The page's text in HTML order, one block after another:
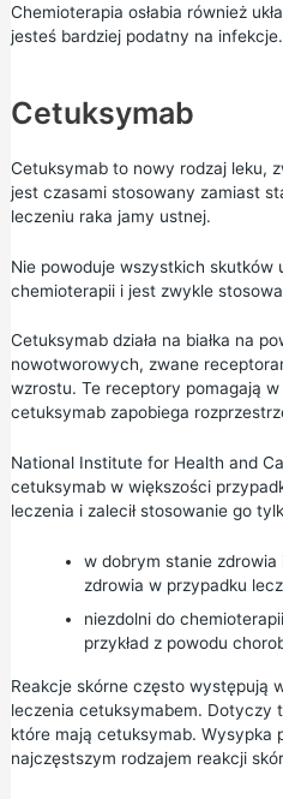
Chemioterapia osłabia również
jesteś bardziej podatny na infekcje.
Cetuksymab
Cetuksymab to nowy rodzaj leku,
jest czasami stosowany zamiast
leczeniu raka jamy ustnej.
Nie powoduje wszystkich skutków
chemioterapii i jest zwykle
Cetuksymab działa na białka na
nowotworowych, zwane
wzrostu. Te receptory pomagają
cetuksymab zapobiega
National Institute for Health and
cetuksymab w większości
leczenia i zalecił stosowanie go
w dobrym stanie
zdrowia w przypadku
niezdolni do
przykład z powodu
Reakcje skórne często występują
leczenia cetuksymabem. Dotyczy
które mają cetuksymab. Wysypka
najczęstszym rodzajem reakcji